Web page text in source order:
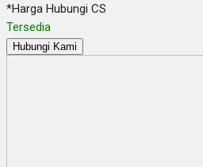
*Harga Hubungi CS
Tersedia
Hubungi Kami